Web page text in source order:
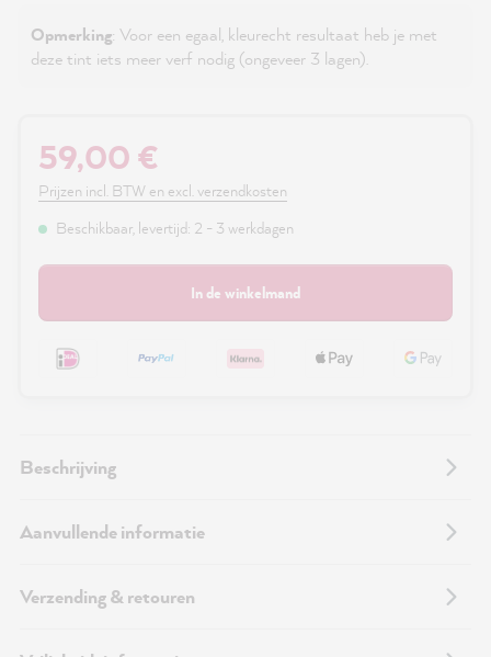
Opmerking: Voor een egaal, kleurecht resultaat heb je met
deze tint iets meer verf nodig (ongeveer 3 lagen).
59,00 €
Prijzen incl. BTW en excl. verzendkosten
Beschikbaar, levertijd: 2 - 3 werkdagen
In de winkelmand
Beschrijving
Aanvullende informatie
Verzending & retouren